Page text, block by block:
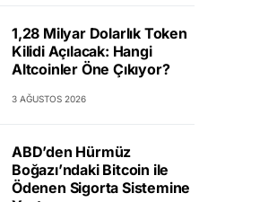
1,28 Milyar Dolarlık Token
Kilidi Açılacak: Hangi
Altcoinler Öne Çıkıyor?
3 AĞUSTOS 2026
ABD’den Hürmüz
Boğazı’ndaki Bitcoin ile
Ödenen Sigorta Sistemine